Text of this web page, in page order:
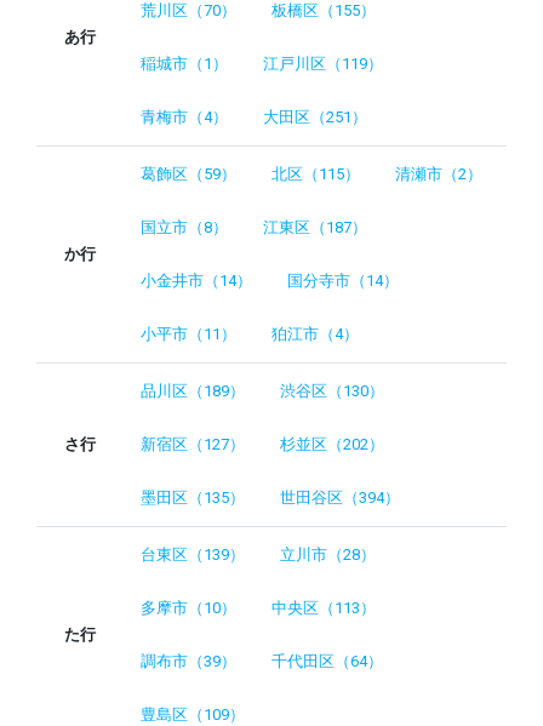
あ行
荒川区（70） 板橋区（155）
稲城市（1） 江戸川区（119）
青梅市（4） 大田区（251）
か行
葛飾区（59） 北区（115） 清瀬市（2）
国立市（8） 江東区（187）
小金井市（14） 国分寺市（14）
小平市（11） 狛江市（4）
さ行
品川区（189） 渋谷区（130）
新宿区（127） 杉並区（202）
墨田区（135） 世田谷区（394）
た行
台東区（139） 立川市（28）
多摩市（10） 中央区（113）
調布市（39） 千代田区（64）
豊島区（109）